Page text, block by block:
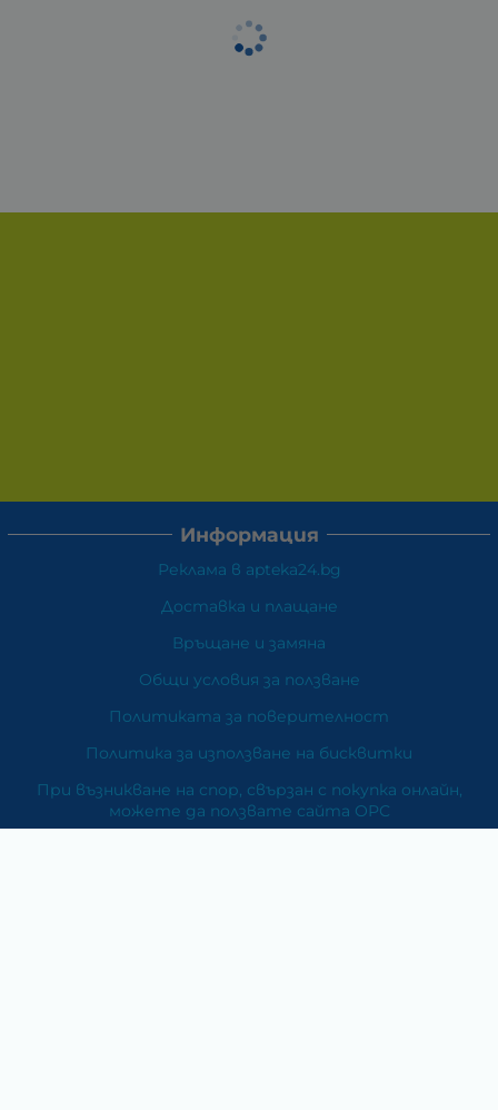
Информация
Реклама в apteka24.bg
Доставка и плащане
Връщане и замяна
Общи условия за ползване
Политиката за поверителност
Политика за използване на бисквитки
При възникване на спор, свързан с покупка онлайн,
можете да ползвате сайта ОРС